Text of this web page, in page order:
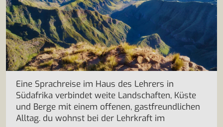
Eine Sprachreise im Haus des Lehrers in
Südafrika verbindet weite Landschaften, Küste
und Berge mit einem offenen, gastfreundlichen
Alltag. du wohnst bei der Lehrkraft im